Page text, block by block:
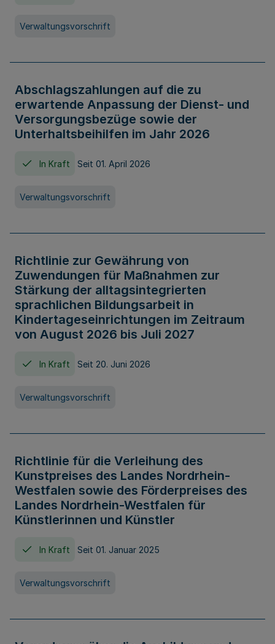
Verwaltungsvorschrift
Abschlagszahlungen auf die zu
erwartende Anpassung der Dienst- und
Versorgungsbezüge sowie der
Unterhaltsbeihilfen im Jahr 2026
In Kraft Seit 01. April 2026
Verwaltungsvorschrift
Richtlinie zur Gewährung von
Zuwendungen für Maßnahmen zur
Stärkung der alltagsintegrierten
sprachlichen Bildungsarbeit in
Kindertageseinrichtungen im Zeitraum
von August 2026 bis Juli 2027
In Kraft Seit 20. Juni 2026
Verwaltungsvorschrift
Richtlinie für die Verleihung des
Kunstpreises des Landes Nordrhein-
Westfalen sowie des Förderpreises des
Landes Nordrhein-Westfalen für
Künstlerinnen und Künstler
In Kraft Seit 01. Januar 2025
Verwaltungsvorschrift